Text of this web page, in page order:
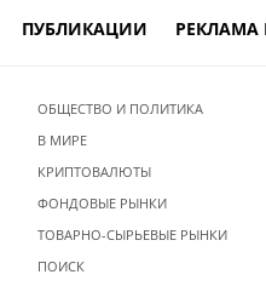
ПУБЛИКАЦИИ РЕКЛАМА
ОБЩЕСТВО И ПОЛИТИКА
В МИРЕ
КРИПТОВАЛЮТЫ
ФОНДОВЫЕ РЫНКИ
ТОВАРНО-СЫРЬЕВЫЕ РЫНКИ
ПОИСК